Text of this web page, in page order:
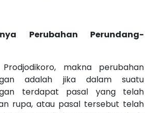
Perubahan Perundang-
makna perubahan
adalah jika dalam suatu
terdapat pasal yang telah
rupa, atau pasal tersebut telah